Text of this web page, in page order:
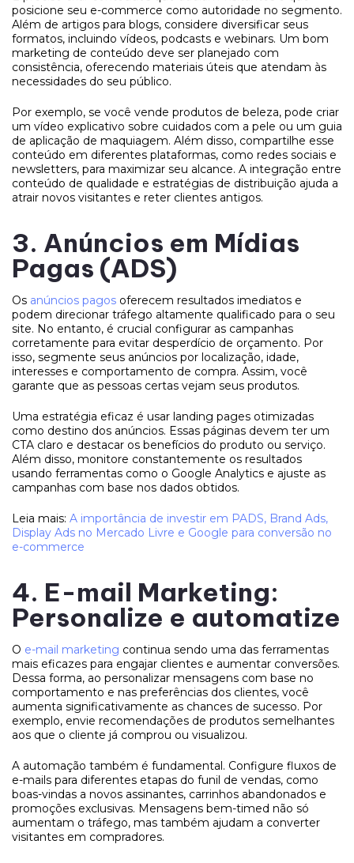
posicione seu e-commerce como autoridade no segmento.
Além de artigos para blogs, considere diversificar seus
formatos, incluindo vídeos, podcasts e webinars. Um bom
marketing de conteúdo deve ser planejado com
consistência, oferecendo materiais úteis que atendam às
necessidades do seu público.
Por exemplo, se você vende produtos de beleza, pode criar
um vídeo explicativo sobre cuidados com a pele ou um guia
de aplicação de maquiagem. Além disso, compartilhe esse
conteúdo em diferentes plataformas, como redes sociais e
newsletters, para maximizar seu alcance. A integração entre
conteúdo de qualidade e estratégias de distribuição ajuda a
atrair novos visitantes e reter clientes antigos.
3. Anúncios em Mídias
Pagas (ADS)
Os anúncios pagos oferecem resultados imediatos e
podem direcionar tráfego altamente qualificado para o seu
site. No entanto, é crucial configurar as campanhas
corretamente para evitar desperdício de orçamento. Por
isso, segmente seus anúncios por localização, idade,
interesses e comportamento de compra. Assim, você
garante que as pessoas certas vejam seus produtos.
Uma estratégia eficaz é usar landing pages otimizadas
como destino dos anúncios. Essas páginas devem ter um
CTA claro e destacar os benefícios do produto ou serviço.
Além disso, monitore constantemente os resultados
usando ferramentas como o Google Analytics e ajuste as
campanhas com base nos dados obtidos.
Leia mais: A importância de investir em PADS, Brand Ads,
Display Ads no Mercado Livre e Google para conversão no
e-commerce
4. E-mail Marketing:
Personalize e automatize
O e-mail marketing continua sendo uma das ferramentas
mais eficazes para engajar clientes e aumentar conversões.
Dessa forma, ao personalizar mensagens com base no
comportamento e nas preferências dos clientes, você
aumenta significativamente as chances de sucesso. Por
exemplo, envie recomendações de produtos semelhantes
aos que o cliente já comprou ou visualizou.
A automação também é fundamental. Configure fluxos de
e-mails para diferentes etapas do funil de vendas, como
boas-vindas a novos assinantes, carrinhos abandonados e
promoções exclusivas. Mensagens bem-timed não só
aumentam o tráfego, mas também ajudam a converter
visitantes em compradores.